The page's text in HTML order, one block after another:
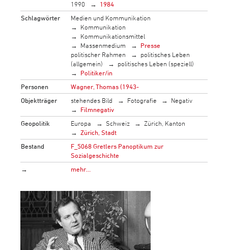
1990
1984
Schlagwörter
Medien und Kommunikation
Kommunikation
Kommunikationsmittel
Massenmedium
Presse
politischer Rahmen
politisches Leben
(allgemein)
politisches Leben (speziell)
Politiker/in
Personen
Wagner, Thomas (1943-
Objektträger
stehendes Bild Fotografie
Negativ
Filmnegativ
Geopolitik
Europa Schweiz
Zürich, Kanton
Zürich, Stadt
Bestand
F_5068 Gretlers Panoptikum zur
Sozialgeschichte
→
mehr…